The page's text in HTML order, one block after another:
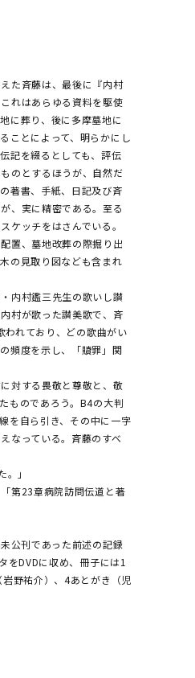
た斉藤は、最後に『内村
れはあらゆる資料を駆使
に葬り、後に多摩墓地に
ことによって、明らかにし
記を綴るとしても、評伝
のとするほうが、自然だ
著書、手紙、日記及び斉
、実に精密である。至る
ケッチをはさんでいる。
置、墓地改葬の際掘り出
の見取り図なども含まれ
内村鑑三先生の歌いし讃
村が歌った讃美歌で、斉
れており、どの歌曲がい
頻度を示し、「贖罪」関
対する畏敬と尊敬と、敬
ものであろう。B4の大判
を自ら引き、その中に一字
なっている。斉藤のすべ
」
第23章病院訪問伝道と著
公刊であった前述の記録
をDVDに収め、冊子には1
野祐介）、4あとがき（児